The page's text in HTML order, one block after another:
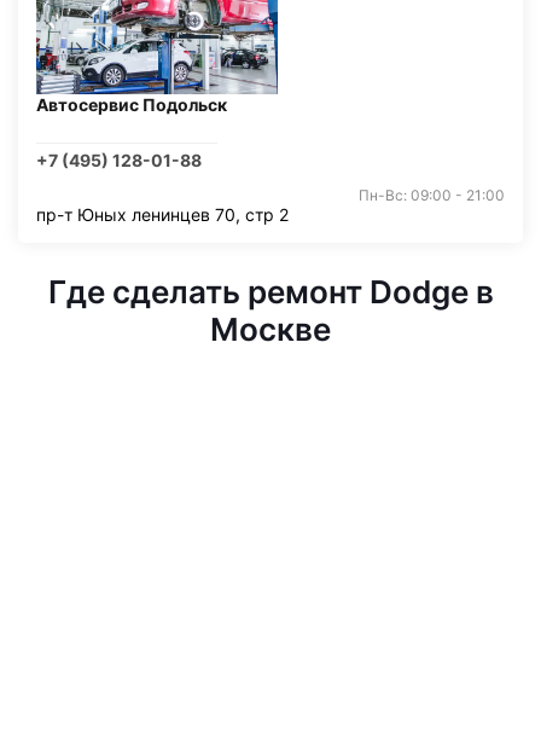
Автосервис Подольск
+7 (495) 128-01-88
Пн-Вс: 09:00 - 21:00
пр-т Юных ленинцев 70, стр 2
Где сделать ремонт Dodge в
Москве